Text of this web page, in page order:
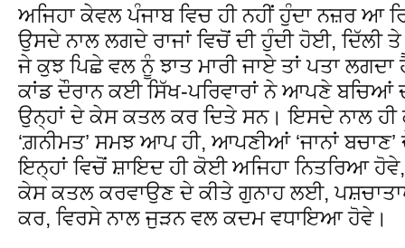
ਅਜਿਹਾ ਕੇਵਲ ਪੰਜਾਬ ਵਿਚ ਹੀ ਨਹੀਂ ਹੁੰਦਾ ਨਜ਼ਰ ਆ
ਉਸਦੇ ਨਾਲ ਲਗਦੇ ਰਾਜਾਂ ਵਿਚੋਂ ਦੀ ਹੁੰਦੀ ਹੋਈ, ਦਿੱਲੀ
ਜੇ ਕੁਝ ਪਿਛੇ ਵਲ ਨੂੰ ਝਾਤ ਮਾਰੀ ਜਾਏ ਤਾਂ ਪਤਾ
ਕਾਂਡ ਦੌਰਾਨ ਕਈ ਸਿੱਖ-ਪਰਿਵਾਰਾਂ ਨੇ ਆਪਣੇ
ਉਨ੍ਹਾਂ ਦੇ ਕੇਸ ਕਤਲ ਕਰ ਦਿਤੇ ਸਨ। ਇਸਦੇ ਨਾਲ ਹੀ
‘ਗ਼ਨੀਮਤ’ ਸਮਝ ਆਪ ਹੀ, ਆਪਣੀਆਂ ‘ਜਾਨਾਂ
ਇਨ੍ਹਾਂ ਵਿਚੋਂ ਸ਼ਾਇਦ ਹੀ ਕੋਈ ਅਜਿਹਾ ਨਿਤਰਿਆ
ਕੇਸ ਕਤਲ ਕਰਵਾਉਣ ਦੇ ਕੀਤੇ ਗੁਨਾਹ ਲਈ,
ਕਰ, ਵਿਰਸੇ ਨਾਲ ਜੁੜਨ ਵਲ ਕਦਮ ਵਧਾਇਆ ਹੋਵੇ।